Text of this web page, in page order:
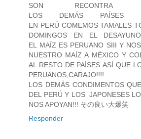
SON RECONTRA
LOS DEMÁS PAÍSES
EN PERÚ COMEMOS TAMALES
DOMINGOS EN EL
EL MAÍZ ES PERUANO SIII Y
NUESTRO MAÍZ A MÉXICO Y
AL RESTO DE PAÍSES ASÍ QUE
LOS DEMÁS CONDIMENTOS
DEL PERÚ Y LOS JAPONESES
NOS APOYAN!!! その良い大爆笑
Responder